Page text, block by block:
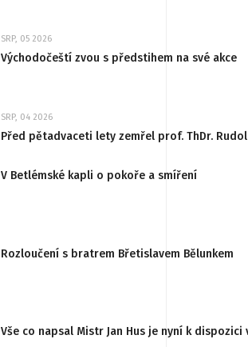
SRP, 05 2026
Východočeští zvou s předstihem na své akce
SRP, 04 2026
Před pětadvaceti lety zemřel prof. ThDr.
V Betlémské kapli o pokoře a smíření
Rozloučení s bratrem Břetislavem Bělunkem
Vše co napsal Mistr Jan Hus je nyní k